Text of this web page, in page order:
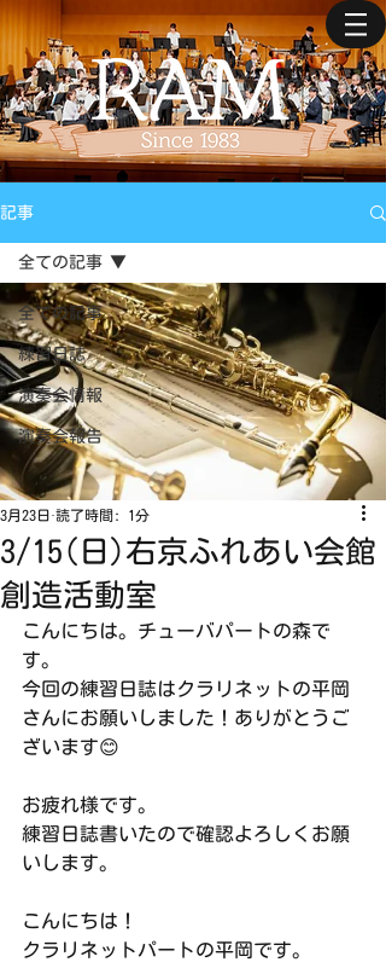
記事
全ての記事
練習日誌
演奏会情報
演奏会報告
全ての記事
3/15(日)右京ふれあい会館
創造活動室
3月23日 読了時間: 1分
こんにちは。チューバパートの森で
す。
今回の練習日誌はクラリネットの平岡
さんにお願いしました！ありがとうご
ざいます😊
お疲れ様です。
練習日誌書いたので確認よろしくお願
いします。
こんにちは！
クラリネットパートの平岡です。